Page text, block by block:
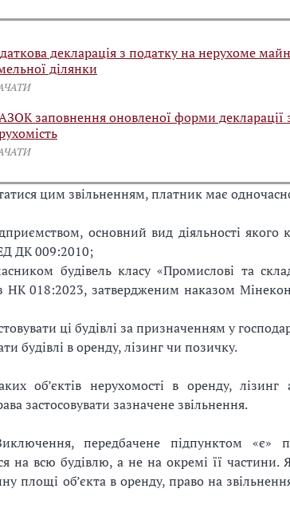
декларація з податку на нерухоме
ділянки
заповнення оновленої форми декларації
цим звільненням, платник має
основний вид діяльності якого
ДК 009:2010;
будівель класу «Промислові та
НК 018:2023, затвердженим наказом
ці будівлі за призначенням у
будівлі в оренду, лізинг чи позичку.
об’єктів нерухомості в оренду,
застосовувати зазначене звільнення.
передбачене підпунктом «є»
на всю будівлю, а не на окремі її частини.
площі об’єкта в оренду, право на